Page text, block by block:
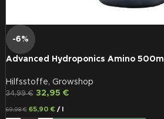
-6%
Advanced Hydroponics Amino 500ml
Hilfsstoffe, Growshop
34,99€ 32,95 €
69,98€ 65,90€/